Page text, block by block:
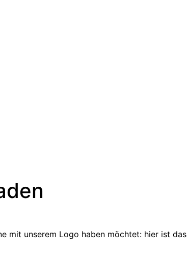
mit unserem Logo haben möchtet: hier ist das